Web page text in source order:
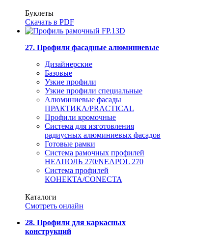
Буклеты
Скачать в PDF
27. Профили фасадные алюминиевые
Дизайнерские
Базовые
Узкие профили
Узкие профили специальные
Алюминиевые фасады
ПРАКТИКА/PRACTICAL
Профили кромочные
Система для изготовления
радиусных алюминиевых фасадов
Готовые рамки
Система рамочных профилей
НЕАПОЛЬ 270/NEAPOL 270
Система профилей
КОНЕКТА/CONECTA
Каталоги
Смотреть онлайн
28. Профили для каркасных
конструкций